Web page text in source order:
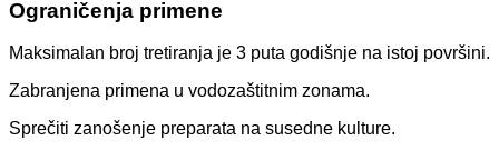
Ograničenja primene
Maksimalan broj tretiranja je 3 puta godišnje na istoj površini.
Zabranjena primena u vodozaštitnim zonama.
Sprečiti zanošenje preparata na susedne kulture.